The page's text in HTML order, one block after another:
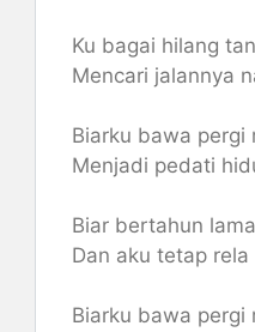
Ku bagai hilang
Mencari jalannya
Biarku bawa pergi
Menjadi pedati
Biar bertahun
Dan aku tetap rela
Biarku bawa pergi